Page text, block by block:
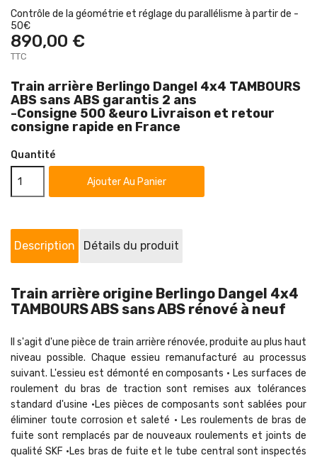
Contrôle de la géométrie et réglage du parallélisme à partir de -
50€
890,00 €
TTC
Train arrière Berlingo Dangel 4x4 TAMBOURS
ABS sans ABS garantis 2 ans
-Consigne 500 &euro Livraison et retour
consigne rapide en France
Quantité
Ajouter Au Panier
Description Détails du produit
Train arrière origine Berlingo Dangel 4x4
TAMBOURS ABS sans ABS rénové à neuf
Il s'agit d'une pièce de train arrière rénovée, produite au plus haut
niveau possible. Chaque essieu remanufacturé au processus
suivant. L'essieu est démonté en composants • Les surfaces de
roulement du bras de traction sont remises aux tolérances
standard d'usine •Les pièces de composants sont sablées pour
éliminer toute corrosion et saleté • Les roulements de bras de
fuite sont remplacés par de nouveaux roulements et joints de
qualité SKF •Les bras de fuite et le tube central sont inspectés